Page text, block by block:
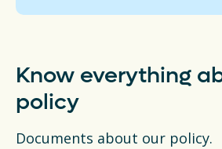
Press
Downloads
De Plastic Wijzer
Know everything
policy
Documents about our policy.